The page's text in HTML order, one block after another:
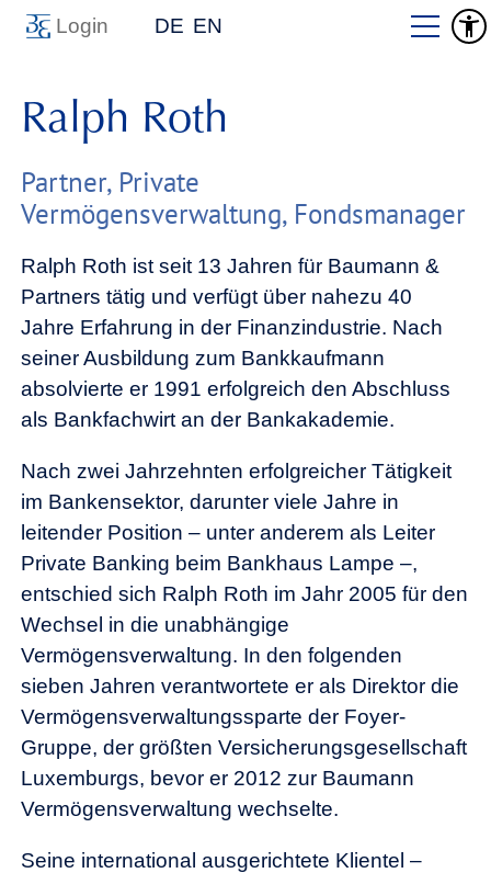
Login DE EN
Ralph Roth
Partner, Private
Vermögensverwaltung, Fondsmanager
Ralph Roth ist seit 13 Jahren für Baumann &
Partners tätig und verfügt über nahezu 40
Jahre Erfahrung in der Finanzindustrie. Nach
seiner Ausbildung zum Bankkaufmann
absolvierte er 1991 erfolgreich den Abschluss
als Bankfachwirt an der Bankakademie.
Nach zwei Jahrzehnten erfolgreicher Tätigkeit
im Bankensektor, darunter viele Jahre in
leitender Position – unter anderem als Leiter
Private Banking beim Bankhaus Lampe –,
entschied sich Ralph Roth im Jahr 2005 für den
Wechsel in die unabhängige
Vermögensverwaltung. In den folgenden
sieben Jahren verantwortete er als Direktor die
Vermögensverwaltungssparte der Foyer-
Gruppe, der größten Versicherungsgesellschaft
Luxemburgs, bevor er 2012 zur Baumann
Vermögensverwaltung wechselte.
Seine international ausgerichtete Klientel –